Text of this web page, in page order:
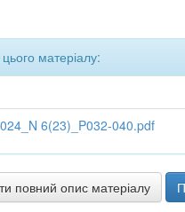
матеріалу:
6(23)_P032-040.pdf
повний опис матеріалу